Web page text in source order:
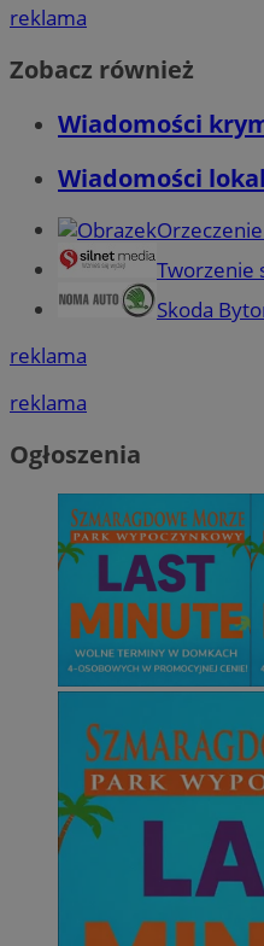
reklama
Zobacz również
Wiadomości
Wiadomości
Tworzenie
Skoda
reklama
reklama
Ogłoszenia